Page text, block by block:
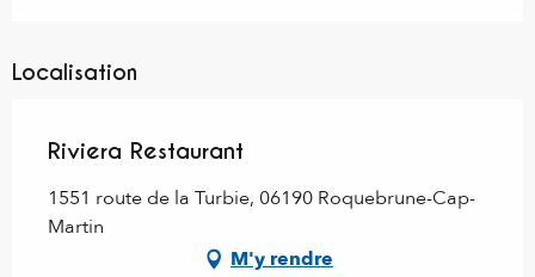
Localisation
Riviera Restaurant
1551 route de la Turbie, 06190 Roquebrune-Cap-
Martin
M'y rendre